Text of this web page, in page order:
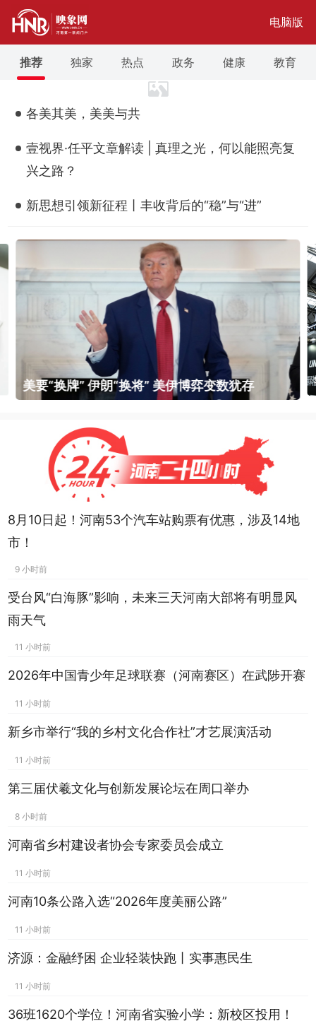
电脑版
推荐 独家 热点 政务 健康 教育
各美其美，美美与共
壹视界·任平文章解读 | 真理之光，何以能照亮复
兴之路？
新思想引领新征程丨丰收背后的“稳”与“进”
美要“换牌” 伊朗“换将” 美伊博弈变数犹存
8月10日起！河南53个汽车站购票有优惠，涉及14地
市！
9 小时前
受台风“白海豚”影响，未来三天河南大部将有明显风
雨天气
11 小时前
2026年中国青少年足球联赛（河南赛区）在武陟开赛
11 小时前
新乡市举行“我的乡村文化合作社”才艺展演活动
11 小时前
第三届伏羲文化与创新发展论坛在周口举办
8 小时前
河南省乡村建设者协会专家委员会成立
11 小时前
河南10条公路入选“2026年度美丽公路”
11 小时前
济源：金融纾困 企业轻装快跑丨实事惠民生
11 小时前
36班1620个学位！河南省实验小学：新校区投用！